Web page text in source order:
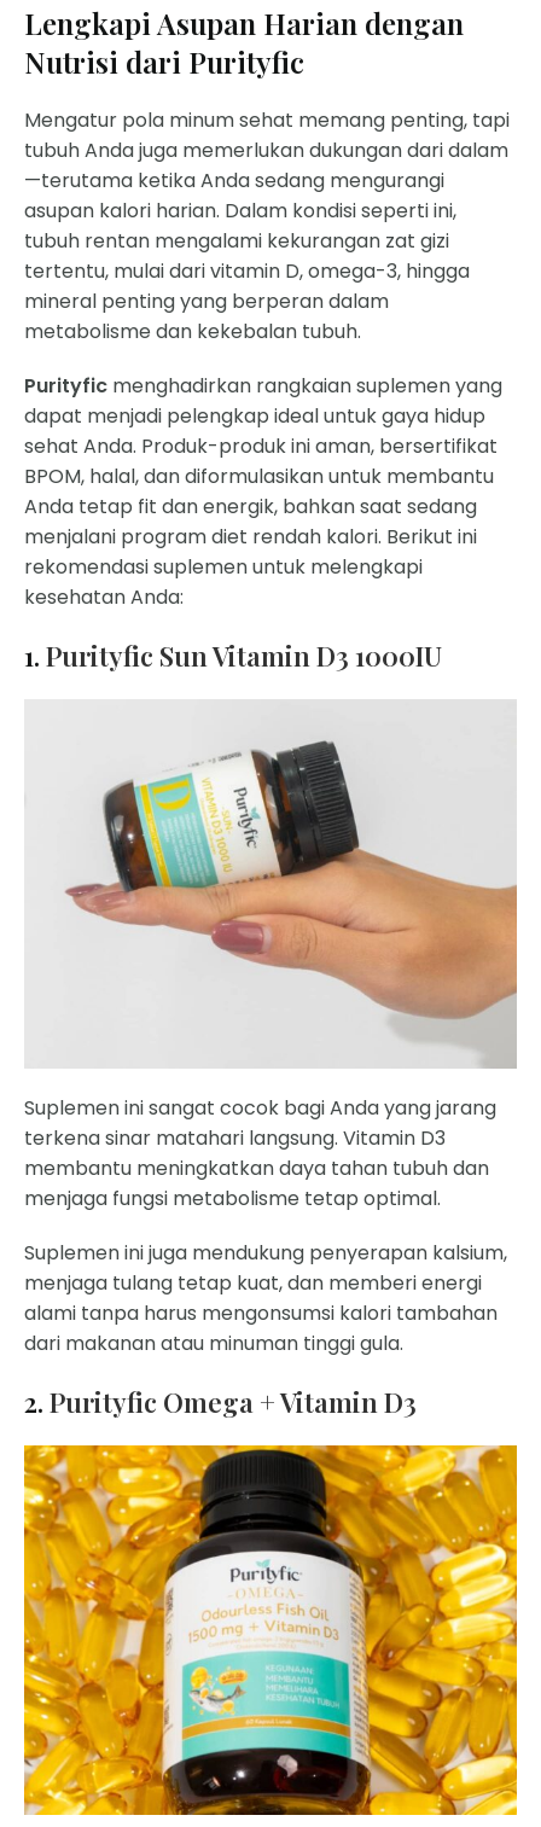
Lengkapi Asupan Harian dengan
Nutrisi dari Purityfic
Mengatur pola minum sehat memang penting, tapi
tubuh Anda juga memerlukan dukungan dari dalam
—terutama ketika Anda sedang mengurangi
asupan kalori harian. Dalam kondisi seperti ini,
tubuh rentan mengalami kekurangan zat gizi
tertentu, mulai dari vitamin D, omega-3, hingga
mineral penting yang berperan dalam
metabolisme dan kekebalan tubuh.
Purityfic menghadirkan rangkaian suplemen yang
dapat menjadi pelengkap ideal untuk gaya hidup
sehat Anda. Produk-produk ini aman, bersertifikat
BPOM, halal, dan diformulasikan untuk membantu
Anda tetap fit dan energik, bahkan saat sedang
menjalani program diet rendah kalori. Berikut ini
rekomendasi suplemen untuk melengkapi
kesehatan Anda:
1. Purityfic Sun Vitamin D3 1000IU
Suplemen ini sangat cocok bagi Anda yang jarang
terkena sinar matahari langsung. Vitamin D3
membantu meningkatkan daya tahan tubuh dan
menjaga fungsi metabolisme tetap optimal.
Suplemen ini juga mendukung penyerapan kalsium,
menjaga tulang tetap kuat, dan memberi energi
alami tanpa harus mengonsumsi kalori tambahan
dari makanan atau minuman tinggi gula.
2. Purityfic Omega + Vitamin D3